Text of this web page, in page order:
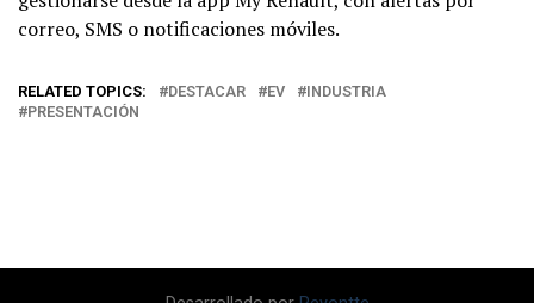
correo, SMS o notificaciones móviles.
RELATED TOPICS: DESTACAR EV
INDUSTRIA
PRESENTACIÓN